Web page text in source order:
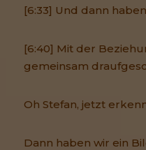
[6:33] Und dann
[6:40] Mit der
gemeinsam
Oh Stefan, jetzt
Dann haben wir ein